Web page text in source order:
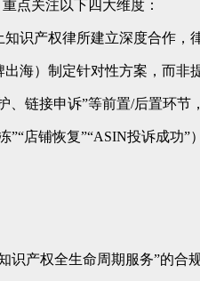
点关注以下四大维度：
识产权律所建立深度合作，
海）制定针对性方案，而非
、链接申诉”等前置/后置环节
店铺恢复”“ASIN投诉成功”
识产权全生命周期服务”的合规